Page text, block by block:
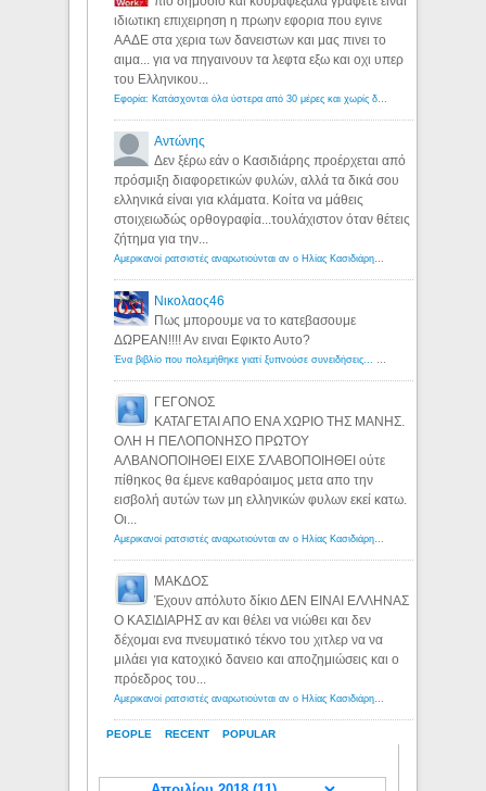
PEOPLE RECENT POPULAR
ιδιωτικη επιχειρηση η πρωην εφορια που εγινε
ΑΑΔΕ στα χερια των δανειστων και μας πινει το
αιμα... για να πηγαινουν τα λεφτα εξω και οχι υπερ
του Ελληνικου...
Αντώνης
Δεν ξέρω εάν ο Κασιδιάρης προέρχεται από
πρόσμιξη διαφορετικών φυλών, αλλά τα δικά σου
ελληνικά είναι για κλάματα. Κοίτα να μάθεις
στοιχειωδώς ορθογραφία...τουλάχιστον όταν θέτεις
ζήτημα για την...
Νικολαος46
Πως μπορουμε να το κατεβασουμε
ΔΩΡΕΑΝ!!!! Αν ειναι Εφικτο Αυτο?
ΓΕΓΟΝΟΣ
ΚΑΤΑΓΕΤΑΙ ΑΠΟ ΕΝΑ ΧΩΡΙΟ ΤΗΣ ΜΑΝΗΣ.
ΟΛΗ Η ΠΕΛΟΠΟΝΗΣΟ ΠΡΩΤΟΥ
ΑΛΒΑΝΟΠΟΙΗΘΕΙ ΕΙΧΕ ΣΛΑΒΟΠΟΙΗΘΕΙ ούτε
πίθηκος θα έμενε καθαρόαιμος μετα απο την
εισβολή αυτών των μη ελληνικών φυλων εκεί κατω.
Οι...
ΜΑΚΔΟΣ
Έχουν απόλυτο δίκιο ΔΕΝ ΕΙΝΑΙ ΕΛΛΗΝΑΣ
Ο ΚΑΣΙΔΙΑΡΗΣ αν και θέλει να νιώθει και δεν
δέχομαι ενα πνευματικό τέκνο του χιτλερ να να
μιλάει για κατοχικό δανειο και αποζημιώσεις και ο
πρόεδρος του...